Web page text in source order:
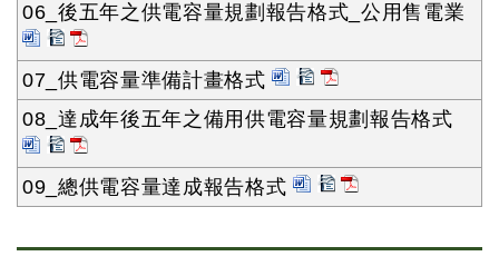
06_後五年之供電容量規劃報告格式_公用售電業
07_供電容量準備計畫格式
08_達成年後五年之備用供電容量規劃報告格式
09_總供電容量達成報告格式